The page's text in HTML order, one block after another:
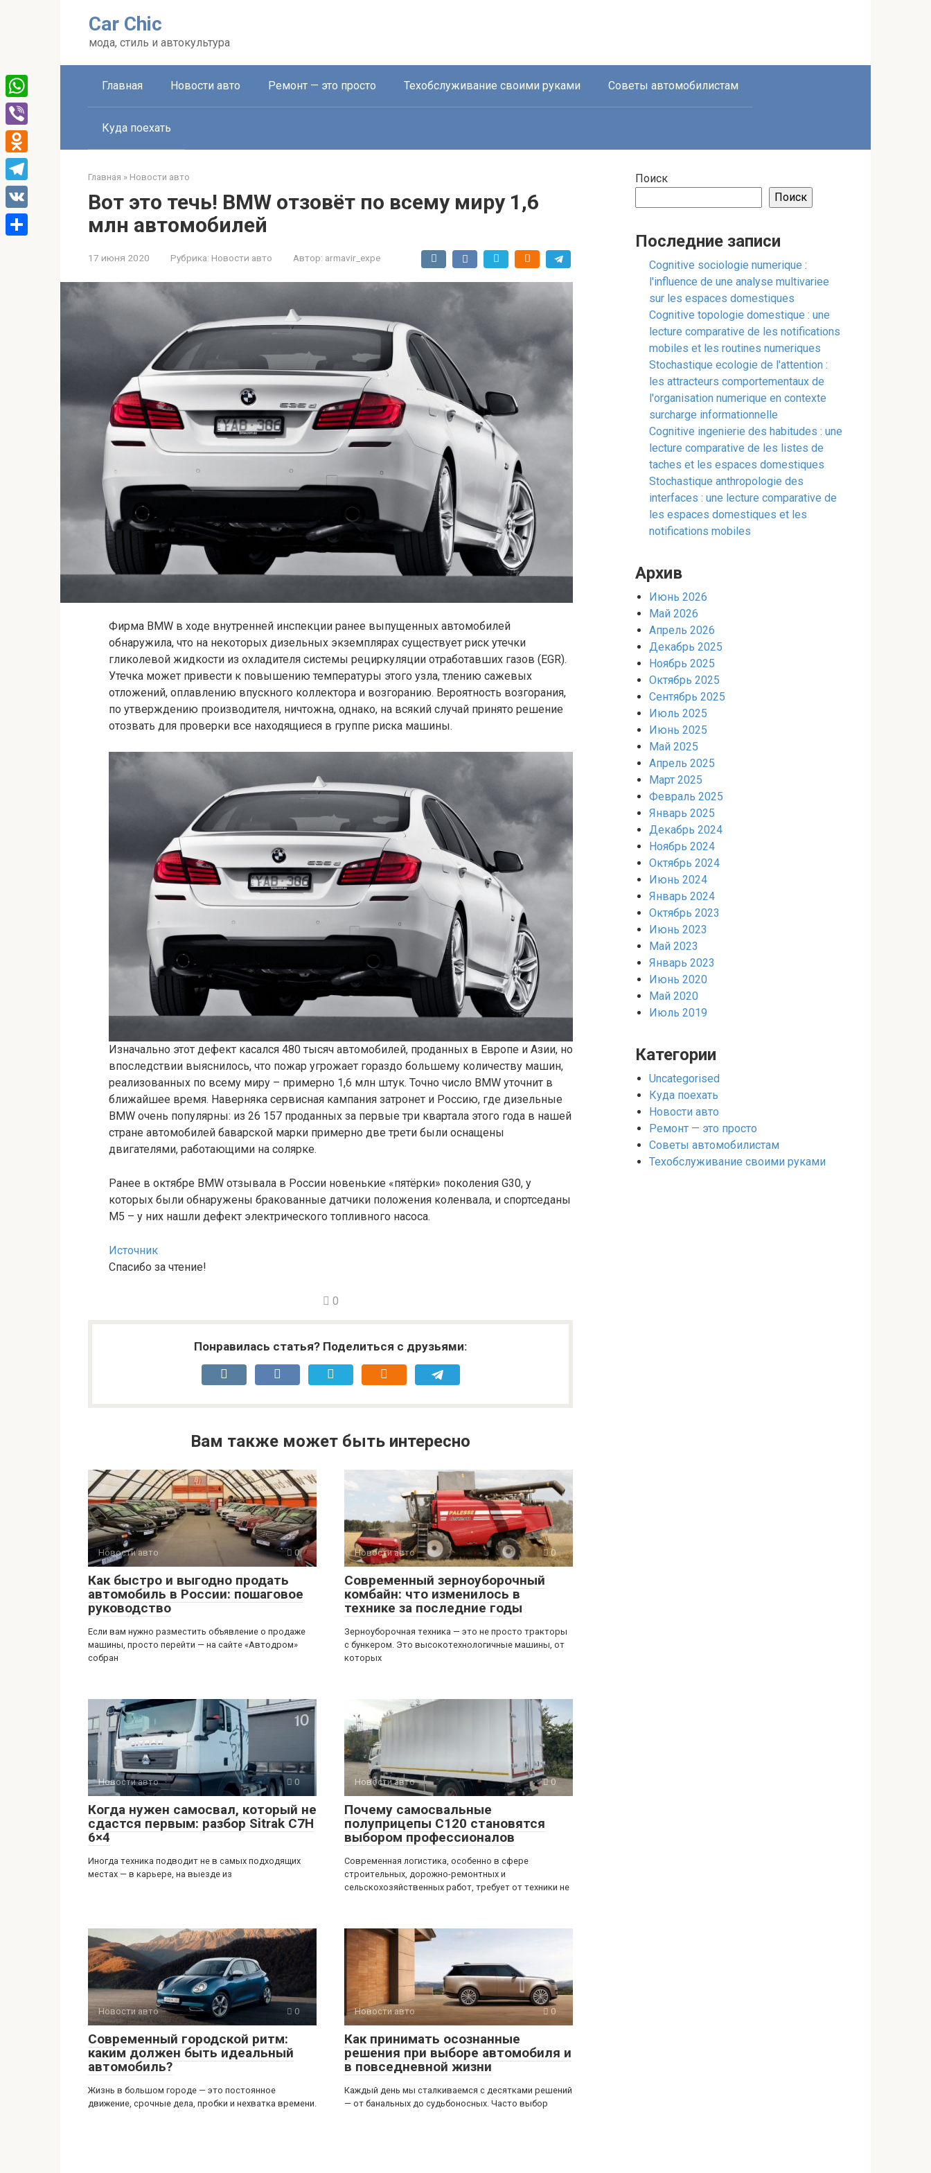
Car Chic
мода, стиль и автокультура
Главная Новости авто Ремонт — это просто Техобслуживание своими руками Советы автомобилистам
Куда поехать
Главная » Новости авто
Вот это течь! BMW отзовёт по всему миру 1,6
млн автомобилей
17 июня 2020 Рубрика: Новости авто Автор: armavir_expe
Фирма BMW в ходе внутренней инспекции ранее выпущенных автомобилей
обнаружила, что на некоторых дизельных экземплярах существует риск утечки
гликолевой жидкости из охладителя системы рециркуляции отработавших газов (EGR).
Утечка может привести к повышению температуры этого узла, тлению сажевых
отложений, оплавлению впускного коллектора и возгоранию. Вероятность возгорания,
по утверждению производителя, ничтожна, однако, на всякий случай принято решение
отозвать для проверки все находящиеся в группе риска машины.
Изначально этот дефект касался 480 тысяч автомобилей, проданных в Европе и Азии, но
впоследствии выяснилось, что пожар угрожает гораздо большему количеству машин,
реализованных по всему миру – примерно 1,6 млн штук. Точно число BMW уточнит в
ближайшее время. Наверняка сервисная кампания затронет и Россию, где дизельные
BMW очень популярны: из 26 157 проданных за первые три квартала этого года в нашей
стране автомобилей баварской марки примерно две трети были оснащены
двигателями, работающими на солярке.
Ранее в октябре BMW отзывала в России новенькие «пятёрки» поколения G30, у
которых были обнаружены бракованные датчики положения коленвала, и спортседаны
М5 – у них нашли дефект электрического топливного насоса.
Источник
Спасибо за чтение!
0
Понравилась статья? Поделиться с друзьями:
Вам также может быть интересно
Новости авто 0
Как быстро и выгодно продать
автомобиль в России: пошаговое
руководство
Если вам нужно разместить объявление о продаже
машины, просто перейти — на сайте «Автодром»
собран
Новости авто 0
Современный зерноуборочный
комбайн: что изменилось в
технике за последние годы
Зерноуборочная техника — это не просто тракторы
с бункером. Это высокотехнологичные машины, от
которых
Новости авто 0
Когда нужен самосвал, который не
сдастся первым: разбор Sitrak C7H
6×4
Иногда техника подводит не в самых подходящих
местах — в карьере, на выезде из
Новости авто 0
Почему самосвальные
полуприцепы C120 становятся
выбором профессионалов
Современная логистика, особенно в сфере
строительных, дорожно-ремонтных и
сельскохозяйственных работ, требует от техники не
Новости авто 0
Современный городской ритм:
каким должен быть идеальный
автомобиль?
Жизнь в большом городе — это постоянное
движение, срочные дела, пробки и нехватка времени.
Новости авто 0
Как принимать осознанные
решения при выборе автомобиля и
в повседневной жизни
Каждый день мы сталкиваемся с десятками решений
— от банальных до судьбоносных. Часто выбор
Поиск
Поиск
Последние записи
Cognitive sociologie numerique :
l'influence de une analyse multivariee
sur les espaces domestiques
Cognitive topologie domestique : une
lecture comparative de les notifications
mobiles et les routines numeriques
Stochastique ecologie de l'attention :
les attracteurs comportementaux de
l'organisation numerique en contexte
surcharge informationnelle
Cognitive ingenierie des habitudes : une
lecture comparative de les listes de
taches et les espaces domestiques
Stochastique anthropologie des
interfaces : une lecture comparative de
les espaces domestiques et les
notifications mobiles
Архив
Июнь 2026
Май 2026
Апрель 2026
Декабрь 2025
Ноябрь 2025
Октябрь 2025
Сентябрь 2025
Июль 2025
Июнь 2025
Май 2025
Апрель 2025
Март 2025
Февраль 2025
Январь 2025
Декабрь 2024
Ноябрь 2024
Октябрь 2024
Июнь 2024
Январь 2024
Октябрь 2023
Июнь 2023
Май 2023
Январь 2023
Июнь 2020
Май 2020
Июль 2019
Категории
Uncategorised
Куда поехать
Новости авто
Ремонт — это просто
Советы автомобилистам
Техобслуживание своими руками
WhatsApp
Viber
Odnoklassniki
Telegram
VK